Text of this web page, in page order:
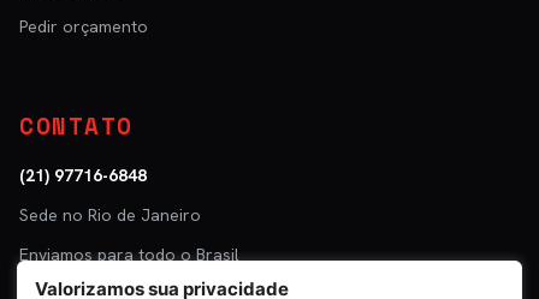
Valorizamos sua privacidade
Pedir orçamento
CONTATO
(21) 97716-6848
Sede no Rio de Janeiro
Enviamos para todo o Brasil
Parceiro: Tuper · Mastra